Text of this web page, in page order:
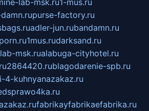
purse-factory.ru
adler-jun.rubandamn.ru
1mus.rudarksand.ru
msk.rualabuga-cityhotel.ru
2864420.rublagodarenie-spb.ru
4-kuhnyanazakaz.ru
fabrikayfabrikaefabrika.ru